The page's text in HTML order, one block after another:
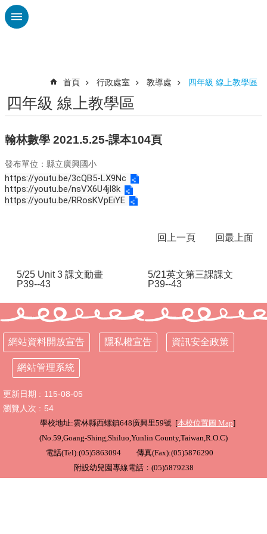
跳到主要內容區塊
認
廣
興
校
刊
專
欄
行
政
處
課
程
專
校
校
首頁 行政處室 教導處 四年級 線上教學區
四年級 線上教學區
翰林數學 2021.5.25-課本104頁
發布單位：縣立廣興國小
https://youtu.be/3cQB5-LX9Nc
https://youtu.be/nsVX6U4jI8k
https://youtu.be/RRosKVpEiYE
回上一頁 回最上面
5/25 Unit 3 課文動畫
P39--43
5/21英文第三課課文
P39--43
網站資料開放宣告 隱私權宣告 資訊安全政策
網站管理系統
更新日期
115-08-05
瀏覽人次
54
學校地址:雲林縣西螺鎮648廣興里59號 [本校位置圖 Map]
(No.59,Goang-Shing,Shiluo,Yunlin County,Taiwan,R.O.C)
電話(Tel):(05)5863094 傳真(Fax):(05)5876290
附設幼兒園專線電話：(05)5879238